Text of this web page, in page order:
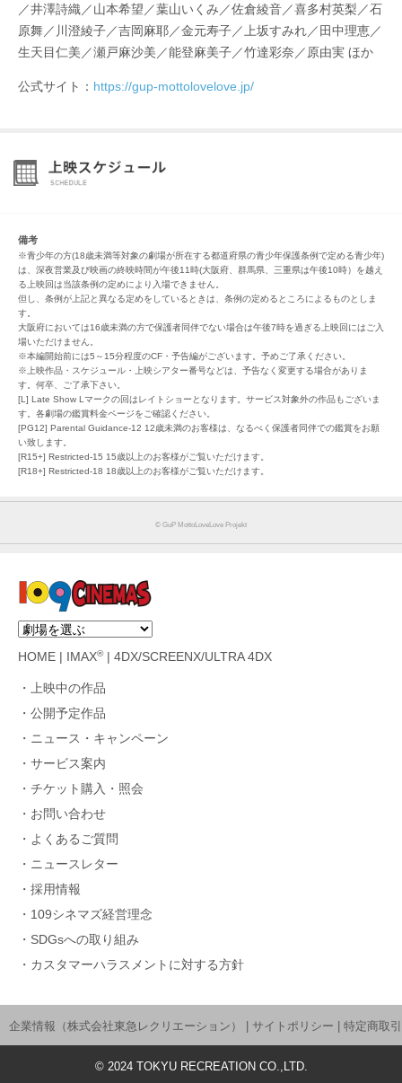
／井澤詩織／山本希望／葉山いくみ／佐倉綾音／喜多村英梨／石
原舞／川澄綾子／吉岡麻耶／金元寿子／上坂すみれ／田中理恵／
生天目仁美／瀬戸麻沙美／能登麻美子／竹達彩奈／原由実 ほか
公式サイト： https://gup-mottolovelove.jp/
備考
※青少年の方(18歳未満等対象の劇場が所在する都道府県の青少年保護条例で定める青少年)
は、深夜営業及び映画の終映時間が午後11時(大阪府、群馬県、三重県は午後10時）を越え
る上映回は当該条例の定めにより入場できません。
但し、条例が上記と異なる定めをしているときは、条例の定めるところによるものとしま
す。
大阪府においては16歳未満の方で保護者同伴でない場合は午後7時を過ぎる上映回にはご入
場いただけません。
※本編開始前には5～15分程度のCF・予告編がございます。予めご了承ください。
※上映作品・スケジュール・上映シアター番号などは、予告なく変更する場合がありま
す。何卒、ご了承下さい。
[L] Late Show Lマークの回はレイトショーとなります。サービス対象外の作品もございま
す。各劇場の鑑賞料金ページをご確認ください。
[PG12] Parental Guidance-12 12歳未満のお客様は、なるべく保護者同伴での鑑賞をお願
い致します。
[R15+] Restricted-15 15歳以上のお客様がご覧いただけます。
[R18+] Restricted-18 18歳以上のお客様がご覧いただけます。
©︎ GuP MottoLoveLove Projekt
HOME IMAX®| 4DX/SCREENX/ULTRA 4DX
上映中の作品
公開予定作品
ニュース・キャンペーン
サービス案内
チケット購入・照会
お問い合わせ
よくあるご質問
ニュースレター
採用情報
109シネマズ経営理念
SDGsへの取り組み
カスタマーハラスメントに対する方針
企業情報（株式会社東急レクリエーション） サイトポリシー 特定商取
© 2024TOKYU RECREATION CO.,LTD.